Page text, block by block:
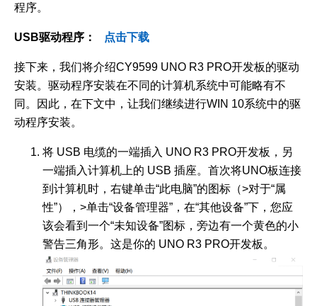
程序。
USB驱动程序： 点击下载
接下来，我们将介绍CY9599 UNO R3 PRO开发板的驱动
安装。驱动程序安装在不同的计算机系统中可能略有不
同。因此，在下文中，让我们继续进行WIN 10系统中的驱
动程序安装。
将 USB 电缆的一端插入 UNO R3 PRO开发板，另
一端插入计算机上的 USB 插座。首次将UNO板连接
到计算机时，右键单击“此电脑”的图标（>对于“属
性”），>单击“设备管理器”，在“其他设备”下，您应
该会看到一个“未知设备”图标，旁边有一个黄色的小
警告三角形。这是你的 UNO R3 PRO开发板。